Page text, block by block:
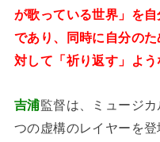
が歌っている世界」を
であり、同時に自分の
対して「祈り返す」よう
吉浦監督は、ミュージ
つの虚構のレイヤーを